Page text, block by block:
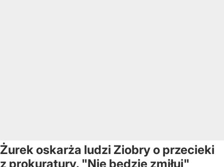
Żurek oskarża ludzi Ziobry o przecieki
z prokuratury. "Nie będzie zmiłuj"